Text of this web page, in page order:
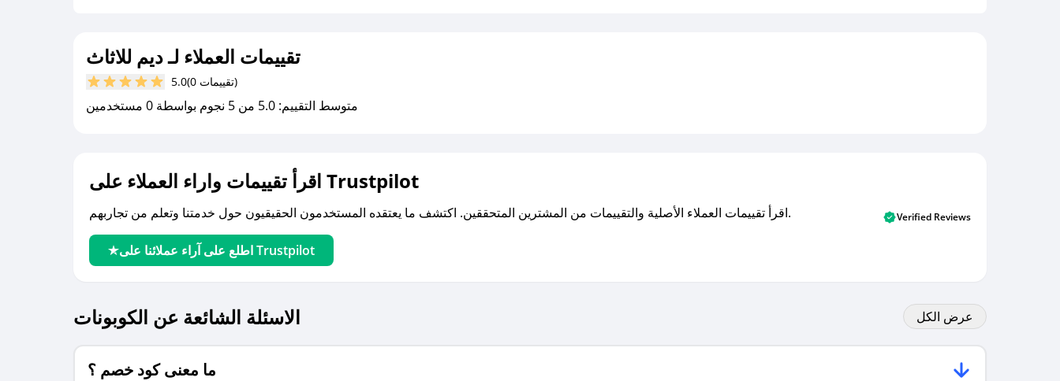
تقييمات العملاء لـ ديم للاثاث
5.0 (0 تقييمات)
متوسط التقييم: 5.0 من 5 نجوم بواسطة 0 مستخدمين
اقرأ تقييمات واراء العملاء على Trustpilot
اقرأ تقييمات العملاء الأصلية والتقييمات من المشترين المتحققين. اكتشف ما يعتقده المستخدمون الحقيقيون حول خدمتنا وتعلم من تجاربهم.
اطلع على آراء عملائنا على Trustpilot
Verified Reviews
الاسئلة الشائعة عن الكوبونات عرض الكل
ما معنى كود خصم ؟